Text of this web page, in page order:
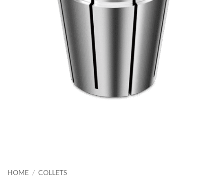
HOME / COLLETS